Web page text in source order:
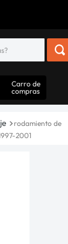
Carro de
compras
rodamiento de
2001